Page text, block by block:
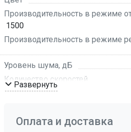
Производительность в режиме
1500
Производительность в режиме
Уровень шума, дБ
Количество скоростей
Режим работы
Рекомендуемая площадь
Развернуть
Оплата и доставка